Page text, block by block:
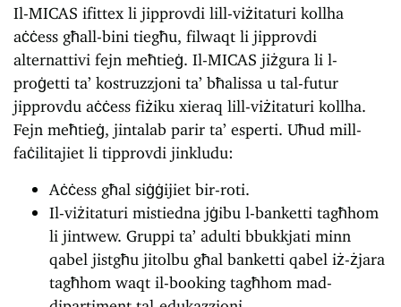
Il-MICAS ifittex li jipprovdi lill-viżitaturi kollha
aċċess għall-bini tiegħu, filwaqt li jipprovdi
alternattivi fejn meħtieġ. Il-MICAS jiżgura li l-
proġetti ta’ kostruzzjoni ta’ bħalissa u tal-futur
jipprovdu aċċess fiżiku xieraq lill-viżitaturi kollha.
Fejn meħtieġ, jintalab parir ta’ esperti. Uħud mill-
faċilitajiet li tipprovdi jinkludu:
Aċċess għal siġġijiet bir-roti.
Il-viżitaturi mistiedna jġibu l-banketti tagħhom
li jintwew. Gruppi ta’ adulti bbukkjati minn
qabel jistgħu jitolbu għal banketti qabel iż-żjara
tagħhom waqt il-booking tagħhom mad-
dipartiment tal-edukazzjoni.